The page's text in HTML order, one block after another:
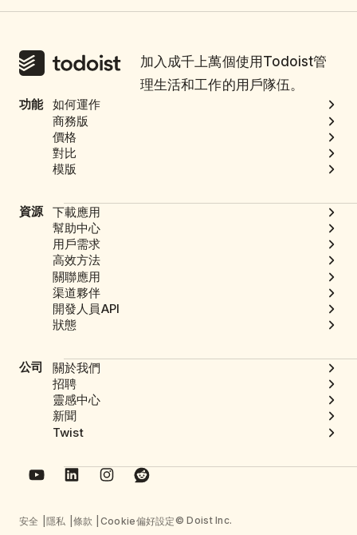
加入成千上萬個使用Todoist管
理生活和工作的用戶隊伍。
功能
如何運作
商務版
價格
對比
模版
資源
下載應用
幫助中心
用戶需求
高效方法
關聯應用
渠道夥伴
開發人員API
狀態
公司
關於我們
招聘
靈感中心
新聞
Twist
安全 隱私 條款 Cookie偏好設定© Doist Inc.